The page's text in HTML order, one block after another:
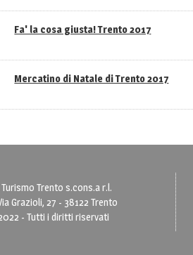
Fa' la cosa giusta! Trento 2017
Mercatino di Natale di Trento 2017
Trento s.cons.a r.l.
Grazioli, 27 - 38122 Trento
- Tutti i diritti riservati